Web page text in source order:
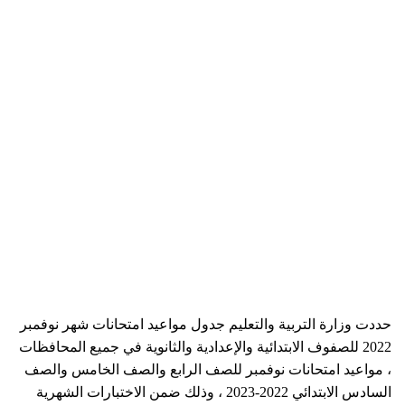
حددت وزارة التربية والتعليم جدول مواعيد امتحانات شهر نوفمبر
2022 للصفوف الابتدائية والإعدادية والثانوية في جميع المحافظات
، مواعيد امتحانات نوفمبر للصف الرابع والصف الخامس والصف
السادس الابتدائي 2022-2023 ، وذلك ضمن الاختبارات الشهرية